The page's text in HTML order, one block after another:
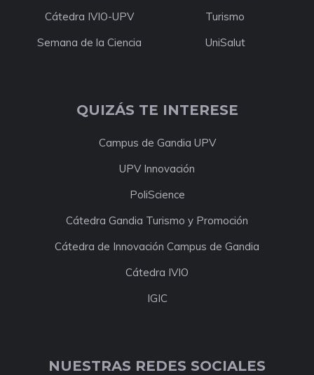
Cátedra IVIO-UPV
Turismo
Semana de la Ciencia
UniSalut
QUIZÁS TE INTERESE
Campus de Gandia UPV
UPV Innovación
PoliScience
Cátedra Gandia Turismo y Promoción
Cátedra de Innovación Campus de Gandia
Cátedra IVIO
IGIC
NUESTRAS REDES SOCIALES